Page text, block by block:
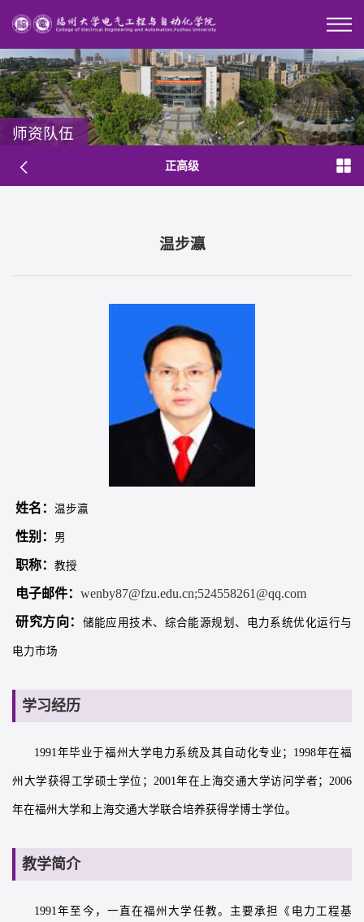
师资队伍
正高级
温步瀛
姓名： 温步瀛
性别： 男
职称： 教授
电子邮件： wenby87@fzu.edu.cn;524558261@qq.com
研究方向： 储能应用技术、综合能源规划、电力系统优化运行与
电力市场
学习经历
1991年毕业于福州大学电力系统及其自动化专业；1998年在福
州大学获得工学硕士学位；2001年在上海交通大学访问学者；2006
年在福州大学和上海交通大学联合培养获得学博士学位。
教学简介
1991年至今，一直在福州大学任教。主要承担《电力工程基